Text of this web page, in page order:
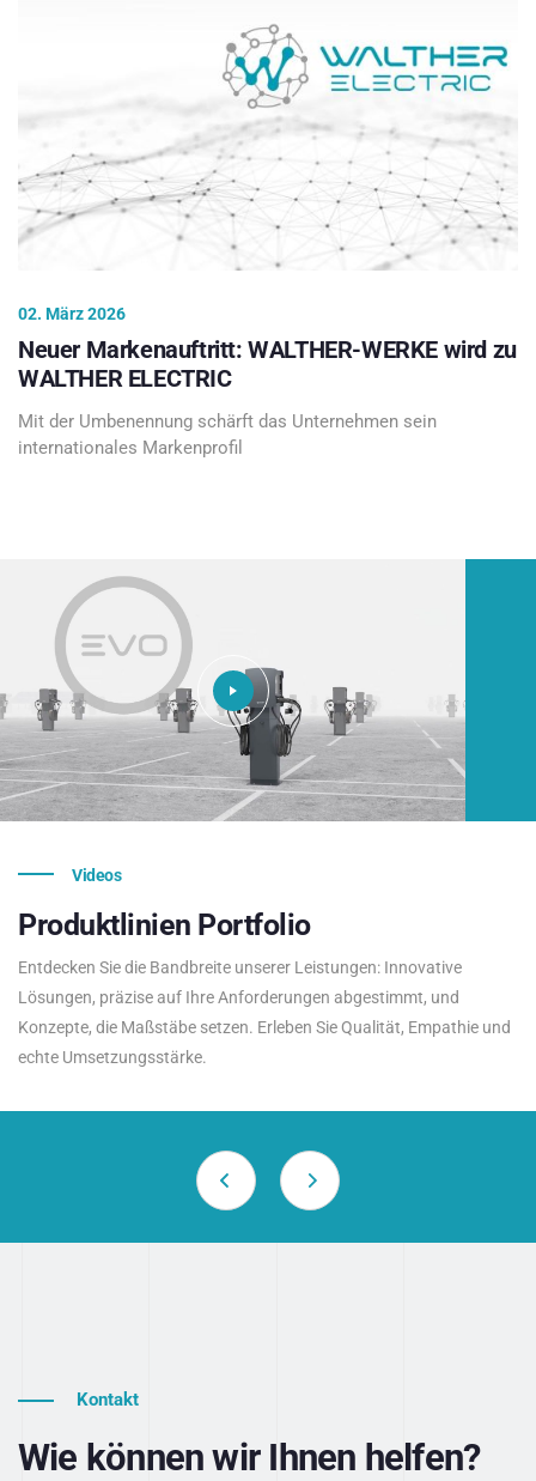
02. März 2026
Neuer Markenauftritt: WALTHER-WERKE wird zu
WALTHER ELECTRIC
Mit der Umbenennung schärft das Unternehmen sein
internationales Markenprofil
Videos
Produktlinien Portfolio
Entdecken Sie die Bandbreite unserer Leistungen: Innovative
Lösungen, präzise auf Ihre Anforderungen abgestimmt, und
Konzepte, die Maßstäbe setzen. Erleben Sie Qualität, Empathie und
echte Umsetzungsstärke.
Kontakt
Wie können wir Ihnen helfen?